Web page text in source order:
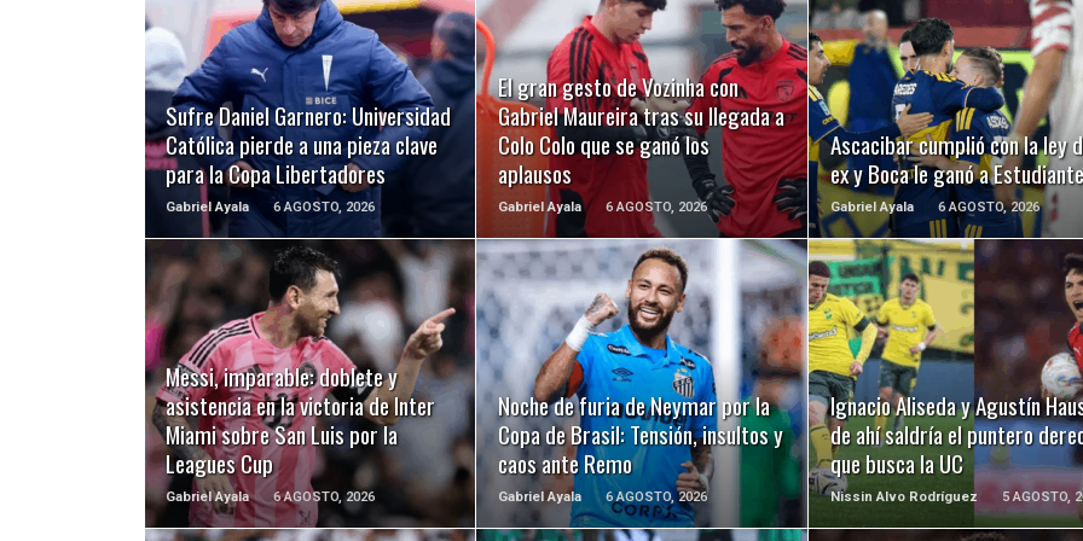
Sufre Daniel Garnero: Universidad
Católica pierde a una pieza clave
para la Copa Libertadores
Gabriel Ayala 6 AGOSTO, 2026
LEER MÁS
El gran gesto de Vozinha con
Gabriel Maureira tras su llegada a
Colo Colo que se ganó los
aplausos
Gabriel Ayala 6 AGOSTO, 2026
LEER MÁS
Ascacibar cumplió con la ley
ex y Boca le ganó a
Gabriel Ayala 6 AGOSTO, 2026
LEER MÁS
Messi, imparable: doblete y
asistencia en la victoria de Inter
Miami sobre San Luis por la
Leagues Cup
Gabriel Ayala 6 AGOSTO, 2026
LEER MÁS
Noche de furia de Neymar por la
Copa de Brasil: Tensión, insultos y
caos ante Remo
Gabriel Ayala 6 AGOSTO, 2026
LEER MÁS
Ignacio Aliseda y Agustín
de ahí saldría el puntero
que busca la UC
Nissin Alvo Rodríguez 5 AGOSTO,
LEER MÁS